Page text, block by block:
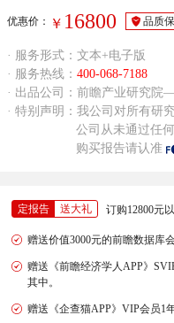
优惠价： ￥ 16800 品质
· 服务形式：文本+电子版
· 服务热线： 400-068-7188
· 出品公司：前瞻产业研究
· 特别声明：我公司对所有研
公司从未通过任何第
购买报告请认准
定报告 送大礼 订购12800元
赠送价值3000元的前瞻数据库
赠送《前瞻经济学人APP》
其中。
赠送《企查猫APP》VIP会员1